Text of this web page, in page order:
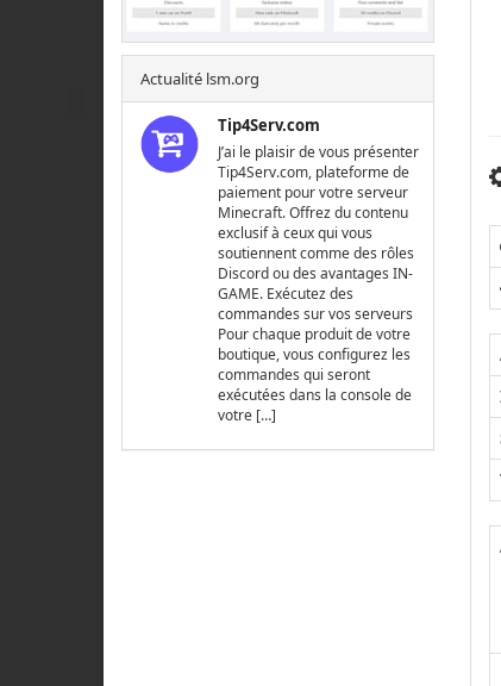
Actualité lsm.org
Tip4Serv.com
J’ai le plaisir de vous présenter
Tip4Serv.com, plateforme de
paiement pour votre serveur
Minecraft. Offrez du contenu
exclusif à ceux qui vous
soutiennent comme des rôles
Discord ou des avantages IN-
GAME. Exécutez des
commandes sur vos serveurs
Pour chaque produit de votre
boutique, vous configurez les
commandes qui seront
exécutées dans la console de
votre […]